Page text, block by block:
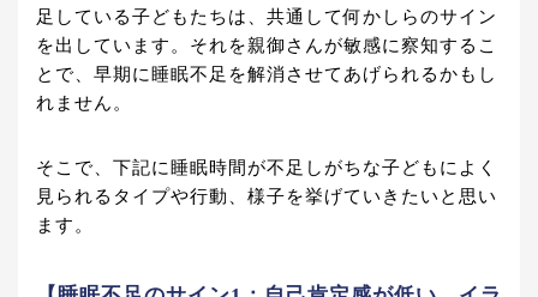
足している子どもたちは、共通して何かしらのサイン
を出しています。それを親御さんが敏感に察知するこ
とで、早期に睡眠不足を解消させてあげられるかもし
れません。
そこで、下記に睡眠時間が不足しがちな子どもによく
見られるタイプや行動、様子を挙げていきたいと思い
ます。